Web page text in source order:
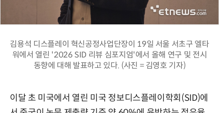
김용석 디스플레이 혁신공정사업단장이 19일 서울 서초구 엘타
워에서 열린 '2026 SID 리뷰 심포지엄'에서 올해 연구 및 전시
동향에 대해 발표하고 있다. (사진 = 김영호 기자)
이달 초 미국에서 열린 미국 정보디스플레이학회(SID)에